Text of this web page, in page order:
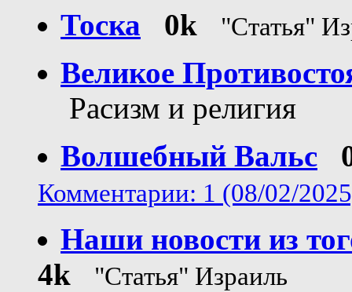
Тоска 0k "Статья"
Великое
Расизм и религия
Волшебный Вальс
Комментарии: 1 (08/02/
Наши новости из
4k
"Статья" Израиль